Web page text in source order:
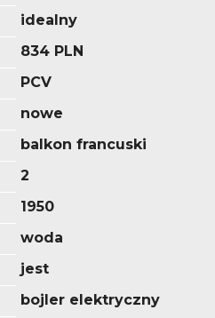
idealny
834 PLN
PCV
nowe
balkon francuski
2
1950
woda
jest
bojler elektryczny